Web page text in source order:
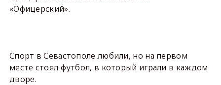
«Офицерский».
Спорт в Севастополе любили, но на первом
месте стоял футбол, в который играли в каждом
дворе.